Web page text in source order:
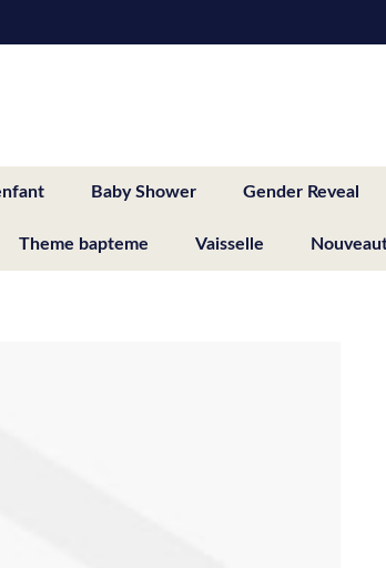
Baby Shower Gender Reveal
Theme bapteme Vaisselle